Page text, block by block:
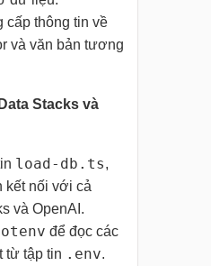
cấp thông tin về
và văn bản tương
Stacks và
load-db.ts,
kết nối với cả
và OpenAI.
để đọc các
từ tập tin .env.